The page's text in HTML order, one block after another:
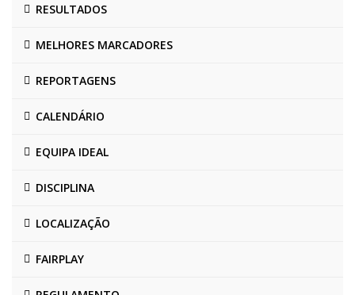
RESULTADOS
MELHORES MARCADORES
REPORTAGENS
CALENDÁRIO
EQUIPA IDEAL
DISCIPLINA
LOCALIZAÇÃO
FAIRPLAY